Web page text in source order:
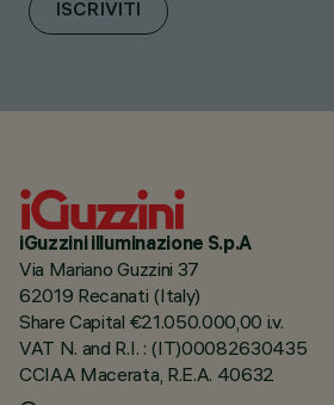
ISCRIVITI
iGuzzini illuminazione S.p.A
Via Mariano Guzzini 37
62019 Recanati (Italy)
Share Capital €21.050.000,00 i.v.
VAT N. and R.I. : (IT)00082630435
CCIAA Macerata, R.E.A. 40632